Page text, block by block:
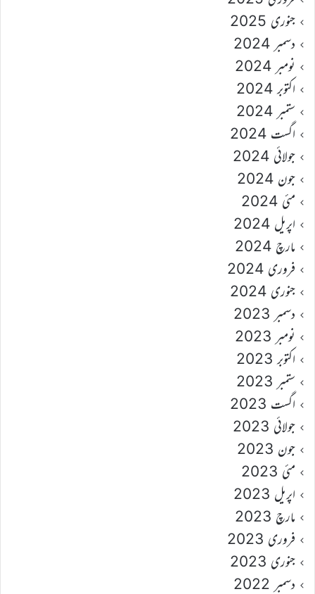
جنوری 2025
دسمبر 2024
نومبر 2024
اکتوبر 2024
ستمبر 2024
اگست 2024
جولائی 2024
جون 2024
مئی 2024
اپریل 2024
مارچ 2024
فروری 2024
جنوری 2024
دسمبر 2023
نومبر 2023
اکتوبر 2023
ستمبر 2023
اگست 2023
جولائی 2023
جون 2023
مئی 2023
اپریل 2023
مارچ 2023
فروری 2023
جنوری 2023
دسمبر 2022